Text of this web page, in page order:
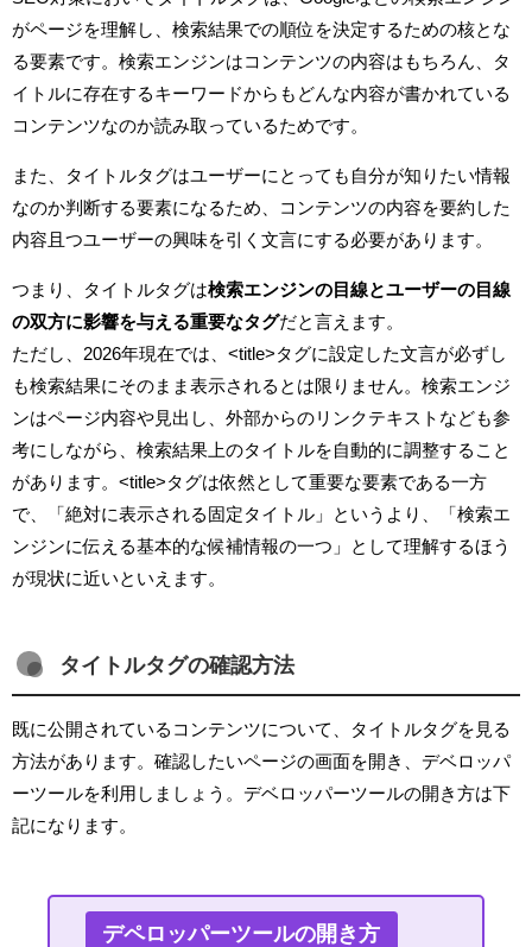
がページを理解し、検索結果での順位を決定するための核とな
る要素です。検索エンジンはコンテンツの内容はもちろん、タ
イトルに存在するキーワードからもどんな内容が書かれている
コンテンツなのか読み取っているためです。
また、タイトルタグはユーザーにとっても自分が知りたい情報
なのか判断する要素になるため、コンテンツの内容を要約した
内容且つユーザーの興味を引く文言にする必要があります。
つまり、タイトルタグは検索エンジンの目線とユーザーの目線
の双方に影響を与える重要なタグだと言えます。
ただし、2026年現在では、<title>タグに設定した文言が必ずし
も検索結果にそのまま表示されるとは限りません。検索エンジ
ンはページ内容や見出し、外部からのリンクテキストなども参
考にしながら、検索結果上のタイトルを自動的に調整すること
があります。<title>タグは依然として重要な要素である一方
で、「絶対に表示される固定タイトル」というより、「検索エ
ンジンに伝える基本的な候補情報の一つ」として理解するほう
が現状に近いといえます。
タイトルタグの確認方法
既に公開されているコンテンツについて、タイトルタグを見る
方法があります。確認したいページの画面を開き、デベロッパ
ーツールを利用しましょう。デベロッパーツールの開き方は下
記になります。
デペロッパーツールの開き方